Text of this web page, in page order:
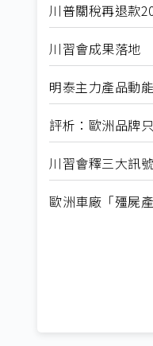
川普關稅再退款
川習會成果落地
明泰主力產品動
評析：歐洲品牌
川習會釋三大訊
歐洲車廠「殭屍